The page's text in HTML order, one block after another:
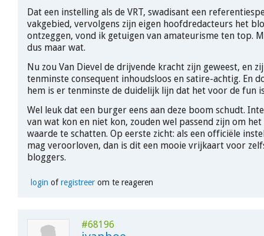
Dat een instelling als de VRT, swadisant een
vakgebied, vervolgens zijn eigen hoofdredacteurs het
ontzeggen, vond ik getuigen van amateurisme ten top.
dus maar wat.
Nu zou Van Dievel de drijvende kracht zijn geweest, en
tenminste consequent inhoudsloos en satire-achtig. En
hem is er tenminste de duidelijk lijn dat het voor de fun
Wel leuk dat een burger eens aan deze boom schudt.
van wat kon en niet kon, zouden wel passend zijn om
waarde te schatten. Op eerste zicht: als een officiële
mag veroorloven, dan is dit een mooie vrijkaart voor
bloggers.
login ofregistreerom te reageren
#68196